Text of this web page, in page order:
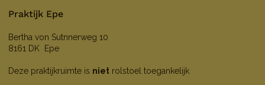
Praktijk Epe
Bertha von Sutnnerweg 10
8161 DK Epe
Deze praktijkruimte is nietrolstoel toegankelijk